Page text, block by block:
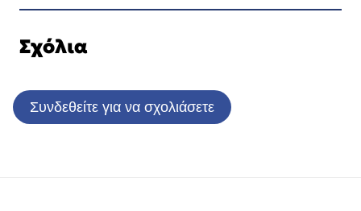
Σχόλια
Συνδεθείτε για να σχολιάσετε